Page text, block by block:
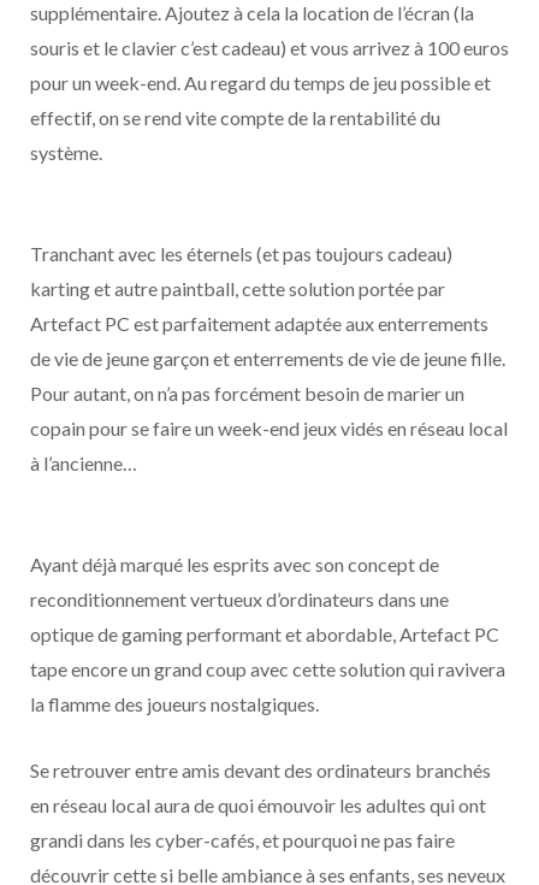
supplémentaire. Ajoutez à cela la location de l’écran (la
souris et le clavier c’est cadeau) et vous arrivez à 100 euros
pour un week-end. Au regard du temps de jeu possible et
effectif, on se rend vite compte de la rentabilité du
système.
Tranchant avec les éternels (et pas toujours cadeau)
karting et autre paintball, cette solution portée par
Artefact PC est parfaitement adaptée aux enterrements
de vie de jeune garçon et enterrements de vie de jeune fille.
Pour autant, on n’a pas forcément besoin de marier un
copain pour se faire un week-end jeux vidés en réseau local
à l’ancienne…
Ayant déjà marqué les esprits avec son concept de
reconditionnement vertueux d’ordinateurs dans une
optique de gaming performant et abordable, Artefact PC
tape encore un grand coup avec cette solution qui ravivera
la flamme des joueurs nostalgiques.
Se retrouver entre amis devant des ordinateurs branchés
en réseau local aura de quoi émouvoir les adultes qui ont
grandi dans les cyber-cafés, et pourquoi ne pas faire
découvrir cette si belle ambiance à ses enfants, ses neveux